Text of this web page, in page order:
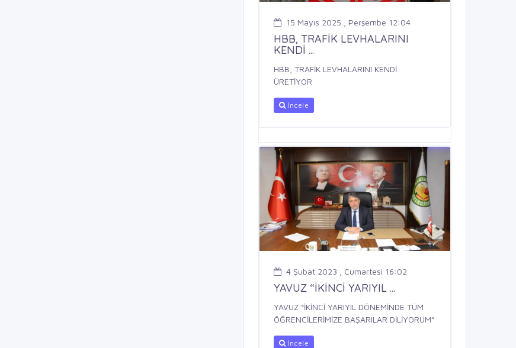
15 Mayıs 2025 , Perşembe 12:04
HBB, TRAFİK LEVHALARINI
KENDİ ...
HBB, TRAFİK LEVHALARINI KENDİ
ÜRETİYOR
İncele
4 Şubat 2023 , Cumartesi 16:02
YAVUZ “İKİNCİ YARIYIL ...
YAVUZ “İKİNCİ YARIYIL DÖNEMİNDE TÜM
ÖĞRENCİLERİMİZE BAŞARILAR DİLİYORUM”
İncele